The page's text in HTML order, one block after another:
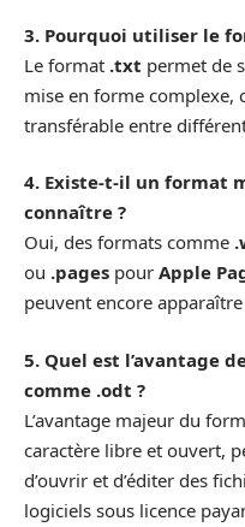
3. Pourquoi utiliser le
Le format .txt permet de
mise en forme complexe,
transférable entre
4. Existe-t-il un format
connaître ?
Oui, des formats comme
ou .pages pour Apple
peuvent encore
5. Quel est l’avantage
comme .odt ?
L’avantage majeur du
caractère libre et ouvert,
d’ouvrir et d’éditer des
logiciels sous licence